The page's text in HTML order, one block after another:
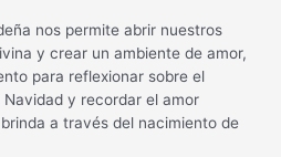
nos permite abrir nuestros
y crear un ambiente de amor,
para reflexionar sobre el
y recordar el amor
a través del nacimiento de